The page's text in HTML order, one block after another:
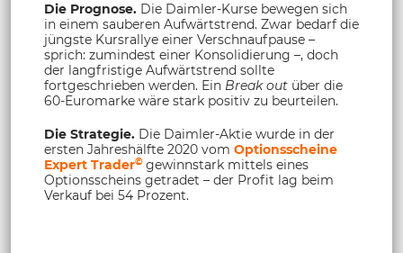
Die Prognose. Die Daimler-Kurse bewegen sich
in einem sauberen Aufwärtstrend. Zwar bedarf die
jüngste Kursrallye einer Verschnaufpause –
sprich: zumindest einer Konsolidierung –, doch
der langfristige Aufwärtstrend sollte
fortgeschrieben werden. Ein Break out über die
60-Euromarke wäre stark positiv zu beurteilen.
Die Strategie. Die Daimler-Aktie wurde in der
ersten Jahreshälfte 2020 vom Optionsscheine
Expert Trader© gewinnstark mittels eines
Optionsscheins getradet – der Profit lag beim
Verkauf bei 54 Prozent.